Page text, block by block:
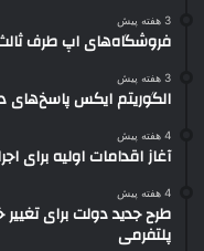
3 هفته پیش
فروشگاه‌های اپ طرف ثالث
3 هفته پیش
الگوریتم ایکس پاسخ‌های
4 هفته پیش
آغاز اقدامات اولیه برای
4 هفته پیش
طرح جدید دولت برای
پلتفرمی